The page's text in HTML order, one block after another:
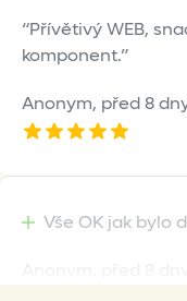
Přívětivý WEB,
komponent.
Anonym, před 8
Vše OK jak bylo